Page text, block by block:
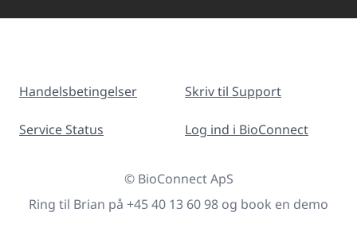
Handelsbetingelser
Service Status
Skriv til Support
Log ind i BioConnect
© BioConnect ApS
Ring til Brian på +45 40 13 60 98 og book en demo